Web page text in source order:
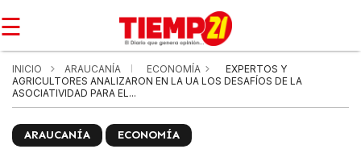
☰
INICIO ARAUCANÍA ECONOMÍA
EXPERTOS Y
AGRICULTORES ANALIZARON EN LA UA LOS DESAFÍOS DE LA
ASOCIATIVIDAD PARA EL...
ARAUCANÍA ECONOMÍA